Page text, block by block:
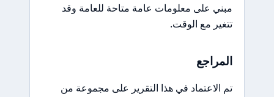
مبني على معلومات عامة متاحة للعامة وقد
تتغير مع الوقت.
المراجع
تم الاعتماد في هذا التقرير على مجموعة من